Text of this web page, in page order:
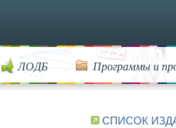
ЛОДБ Программы и
СПИСОК